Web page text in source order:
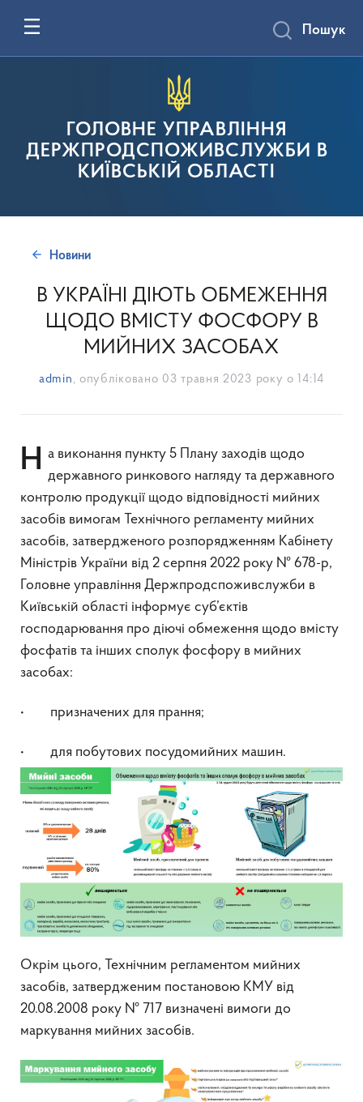
ГОЛОВНЕ УПРАВЛІННЯ
ДЕРЖПРОДСПОЖИВСЛУЖБИ В
КИЇВСЬКІЙ ОБЛАСТІ
Пошук
Новини
В УКРАЇНІ ДІЮТЬ ОБМЕЖЕННЯ
ЩОДО ВМІСТУ ФОСФОРУ В
МИЙНИХ ЗАСОБАХ
admin , опубліковано 03 травня 2023 року о 14:14
На виконання пункту 5 Плану заходів щодо державного ринкового нагляду та державного
контролю продукції щодо відповідності мийних
засобів вимогам Технічного регламенту мийних
засобів, затвердженого розпорядженням Кабінету
Міністрів України від 2 серпня 2022 року № 678-р,
Головне управління Держпродспоживслужби в
Київській області інформує суб’єктів
господарювання про діючі обмеження щодо вмісту
фосфатів та інших сполук фосфору в мийних
засобах:
• призначених для прання;
• для побутових посудомийних машин.
Окрім цього, Технічним регламентом мийних
засобів, затвердженим постановою КМУ від
20.08.2008 року № 717 визначені вимоги до
маркування мийних засобів.